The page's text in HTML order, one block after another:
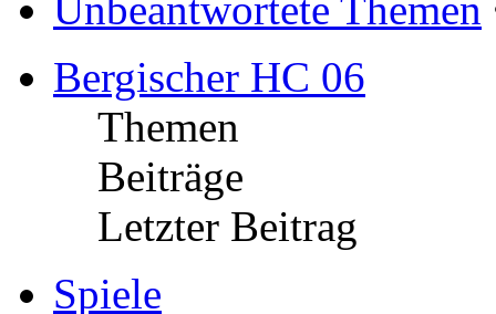
Unbeantwortete Themen
Bergischer HC 06
Themen
Beiträge
Letzter Beitrag
Spiele